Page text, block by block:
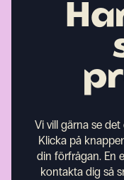
Vi vill gärna se
Klicka på
din förfrågan. En
kontakta dig så